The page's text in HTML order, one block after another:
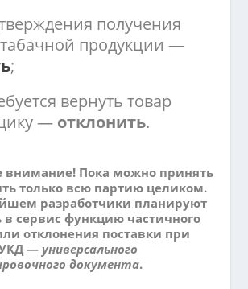
получения
продукции —
;
вернуть товар
— отклонить.
внимание! Пока можно принять
только всю партию целиком.
разработчики планируют
в сервис функцию частичного
отклонения поставки при
— универсального
документа.